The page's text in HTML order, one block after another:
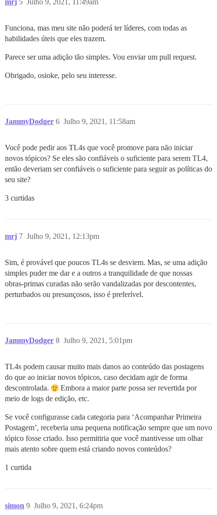
Funciona, mas meu site não poderá ter líderes, com todas as
habilidades úteis que eles trazem.
Parece ser uma adição tão simples. Vou enviar um pull request.
Obrigado, osioke, pelo seu interesse.
JammyDodger Julho 9, 2021, 11:58am
6
Você pode pedir aos TL4s que você promove para não iniciar
novos tópicos? Se eles são confiáveis o suficiente para serem TL4,
então deveriam ser confiáveis o suficiente para seguir as políticas do
seu site?
3 curtidas
mrj Julho 9, 2021, 12:13pm
7
Sim, é provável que poucos TL4s se desviem. Mas, se uma adição
simples puder me dar e a outros a tranquilidade de que nossas
obras-primas curadas não serão vandalizadas por descontentes,
perturbados ou presunçosos, isso é preferível.
JammyDodger Julho 9, 2021, 5:01pm
8
TL4s podem causar muito mais danos ao conteúdo das postagens
do que ao iniciar novos tópicos, caso decidam agir de forma
descontrolada.
Embora a maior parte possa ser revertida por
meio de logs de edição, etc.
Se você configurasse cada categoria para ‘Acompanhar Primeira
Postagem’, receberia uma pequena notificação sempre que um novo
tópico fosse criado. Isso permitiria que você mantivesse um olhar
mais atento sobre quem está criando novos conteúdos?
1 curtida
simon Julho 9, 2021, 6:24pm
9